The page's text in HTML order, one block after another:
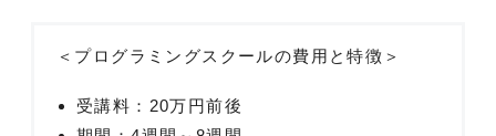
＜プログラミングスクールの費用と特徴＞
受講料：20万円前後